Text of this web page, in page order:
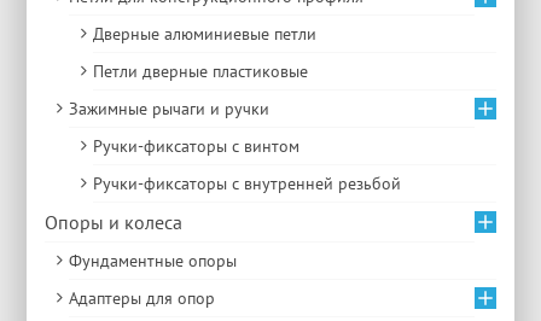
Дверные алюминиевые петли
Петли дверные пластиковые
Зажимные рычаги и ручки
Ручки-фиксаторы c винтом
Ручки-фиксаторы c внутренней резьбой
Опоры и колеса
Фундаментные опоры
Адаптеры для опор